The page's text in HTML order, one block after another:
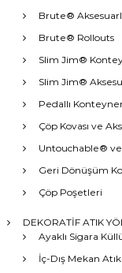
Brute®
Brute® Rollouts
Slim Jim®
Slim Jim®
Pedallı
Çöp Kovası ve
Untouchable®
Geri Dönüşüm
Çöp Poşetleri
DEKORATİF ATIK
Ayaklı Sigara
İç-Dış Mekan